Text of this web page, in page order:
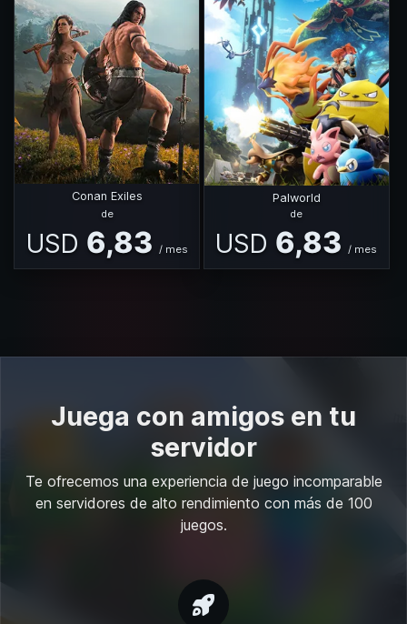
Conan Exiles
de
USD 6,83 / mes
Palworld
de
USD 6,83/ mes
Juega con amigos en tu
servidor
Te ofrecemos una experiencia de juego incomparable
en servidores de alto rendimiento con más de 100
juegos.